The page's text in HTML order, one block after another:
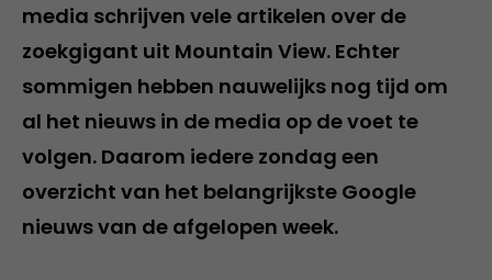
media schrijven vele artikelen over de
zoekgigant uit Mountain View. Echter
sommigen hebben nauwelijks nog tijd om
al het nieuws in de media op de voet te
volgen. Daarom iedere zondag een
overzicht van het belangrijkste Google
nieuws van de afgelopen week.